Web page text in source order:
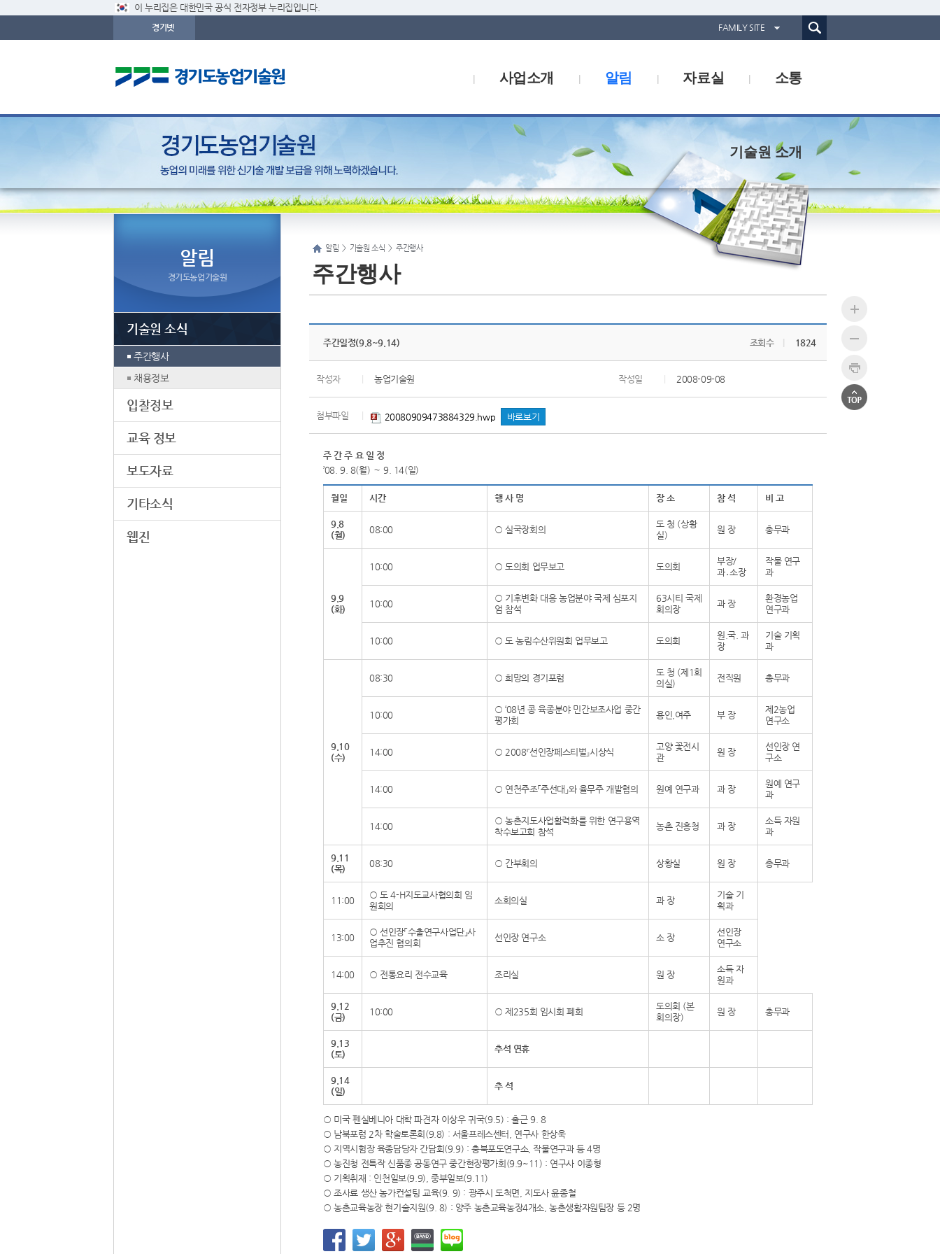
이 누리집은 대한민국 공식 전자정부 누리집입니다.
경기넷 FAMILY SITE
경기도동물위생시험소
경기해양수산자원연구소
통합검색(웹)
소통
자료실
알림
사업소개
기술원 소개
알림 > 기술원 소식 > 주간행사
주간행사
주간일정(9.8~9.14) 조회수 1824
작성자 농업기술원 작성일 2008-09-08
첨부파일 20080909473884329.hwp 바로보기
주 간 주 요 일 정
’08. 9. 8(월) ～ 9. 14(일)
월일 시간 행 사 명 장 소 참 석 비 고
9.8
(월)
08:00 ○ 실국장회의
도 청 (상황
실)
원 장 총무과
9.9
(화)
10:00 ○ 도의회 업무보고 도의회
부장/
과․소장
작물 연구
과
10:00
○ 기후변화 대응 농업분야 국제 심포지
엄 참석
63시티 국제
회의장
과 장
환경농업
연구과
10:00 ○ 도 농림수산위원회 업무보고 도의회
원.국. 과
장
기술 기획
과
9.10
(수)
08:30 ○ 희망의 경기포럼
도 청 (제1회
의실)
전직원 총무과
10:00
○ ‘08년 콩 육종분야 민간보조사업 중간
평가회
용인,여주 부 장
제2농업
연구소
14:00 ○ 2008『선인장페스티벌』시상식
고양 꽃전시
관
원 장
선인장 연
구소
14:00 ○ 연천주조「주선대」와 율무주 개발협의 원예 연구과 과 장
원예 연구
과
14:00
○ 농촌지도사업활력화를 위한 연구용역
착수보고회 참석
농촌 진흥청 과 장
소득 자원
과
9.11
(목)
08:30 ○ 간부회의 상황실 원 장 총무과
11:00
○ 도 4-H지도교사협의회 임
원회의
소회의실 과 장
기술 기
획과
13:00
○ 선인장「수출연구사업단」사
업추진 협의회
선인장 연구소 소 장
선인장
연구소
14:00 ○ 전통요리 전수교육 조리실 원 장
소득 자
원과
9.12
(금)
10:00 ○ 제235회 임시회 폐회
도의회 (본
회의장)
원 장 총무과
9.13
(토)
추석 연휴
9.14
(일)
추 석
○ 미국 펜실베니아 대학 파견자 이상우 귀국(9.5) : 출근 9. 8
○ 남북포럼 2차 학술토론회(9.8) : 서울프레스센터, 연구사 한상욱
○ 지역시험장 육종담당자 간담회(9.9) : 충북포도연구소, 작물연구과 등 4명
○ 농진청 전특작 신품종 공동연구 중간현장평가회(9.9~11) : 연구사 이종형
○ 기획취재 : 인천일보(9.9), 중부일보(9.11)
○ 조사료 생산 농가컨설팅 교육(9. 9) : 광주시 도척면, 지도사 윤종철
○ 농촌교육농장 현기술지원(9. 8) : 양주 농촌교육농장4개소, 농촌생활자원팀장 등 2명
경기도농업기술원
알림
기술원 소식
주간행사
채용정보
입찰정보
교육 정보
보도자료
기타소식
웹진